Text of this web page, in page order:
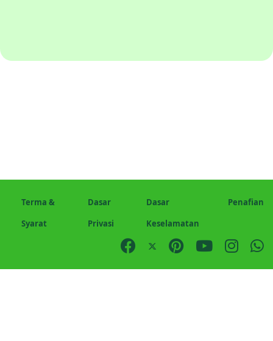
Terma &
Syarat
Dasar
Privasi
Dasar
Keselamatan
Penafian